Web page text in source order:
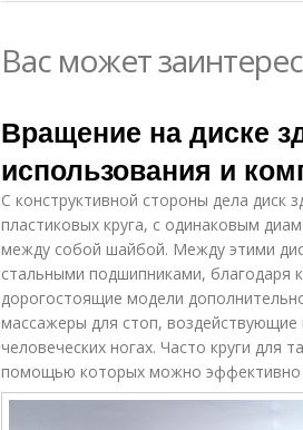
Вас может
Вращение на диске
использования и
С конструктивной стороны дела диск
пластиковых круга, с одинаковым
между собой шайбой. Между этими
стальными подшипниками, благодаря
дорогостоящие модели
массажеры для стоп,
человеческих ногах. Часто круги для
помощью которых можно эффективно